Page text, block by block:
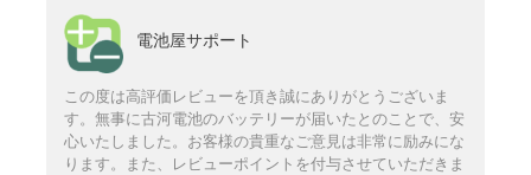
電池屋サポート
この度は高評価レビューを頂き誠にありがとうございま
す。無事に古河電池のバッテリーが届いたとのことで、安
心いたしました。お客様の貴重なご意見は非常に励みにな
ります。また、レビューポイントを付与させていただきま